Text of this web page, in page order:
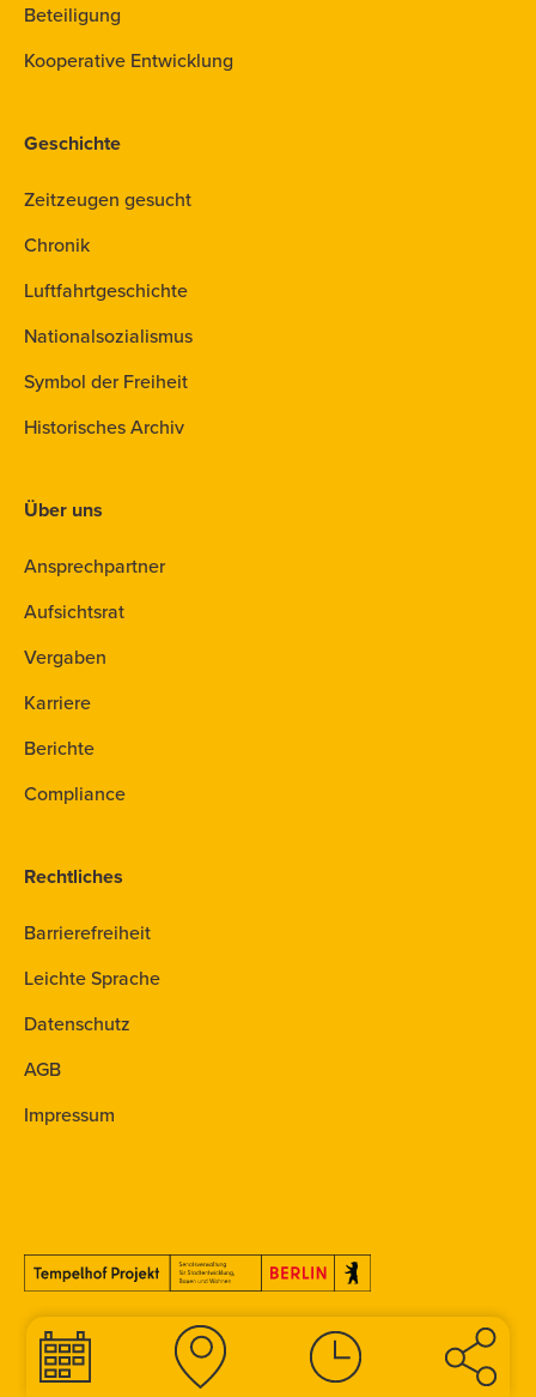
Beteiligung
Kooperative Entwicklung
Geschichte
Zeitzeugen gesucht
Chronik
Luftfahrtgeschichte
Nationalsozialismus
Symbol der Freiheit
Historisches Archiv
Über uns
Ansprechpartner
Aufsichtsrat
Vergaben
Karriere
Berichte
Compliance
Rechtliches
Barrierefreiheit
Leichte Sprache
Datenschutz
AGB
Impressum